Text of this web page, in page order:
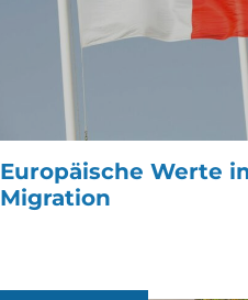
Europäische Werte
Migration